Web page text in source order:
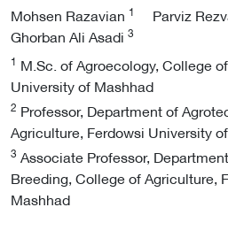
Mohsen Razavian 1 Parviz
Ghorban Ali Asadi 3
1 M.Sc. of Agroecology, College
University of Mashhad
2 Professor, Department of
Agriculture, Ferdowsi University
3 Associate Professor,
Breeding, College of Agriculture,
Mashhad